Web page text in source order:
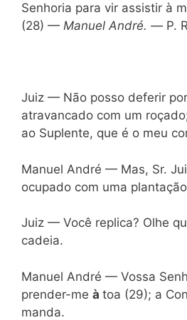
Senhoria para vir assistir à
(28) — Manuel André. — P.
Juiz — Não posso deferir
atravancado com um
ao Suplente, que é o meu
Manuel André — Mas, Sr.
ocupado com uma
Juiz — Você replica? Olhe
cadeia.
Manuel André — Vossa
prender-me à toa (29); a
manda.